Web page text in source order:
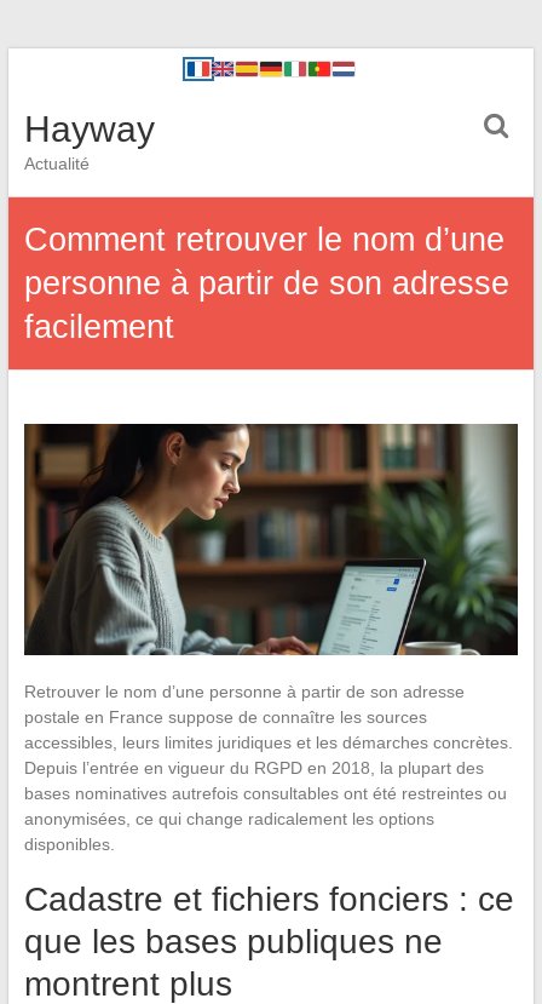
Hayway
Actualité
Comment retrouver le nom d’une
personne à partir de son adresse
facilement
Retrouver le nom d’une personne à partir de son adresse
postale en France suppose de connaître les sources
accessibles, leurs limites juridiques et les démarches concrètes.
Depuis l’entrée en vigueur du RGPD en 2018, la plupart des
bases nominatives autrefois consultables ont été restreintes ou
anonymisées, ce qui change radicalement les options
disponibles.
Cadastre et fichiers fonciers : ce
que les bases publiques ne
montrent plus